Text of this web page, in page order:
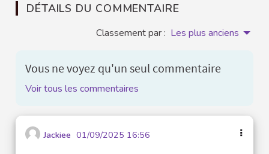
DÉTAILS DU COMMENTAIRE
Classement par : Les plus anciens
Vous ne voyez qu'un seul commentaire
Voir tous les commentaires
Jackiee 01/09/2025 16:56